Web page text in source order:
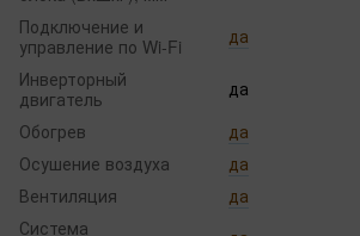
Подключение и
управление по Wi-Fi
да
Инверторный
двигатель
да
Обогрев
да
Осушение воздуха
да
Вентиляция
да
Система